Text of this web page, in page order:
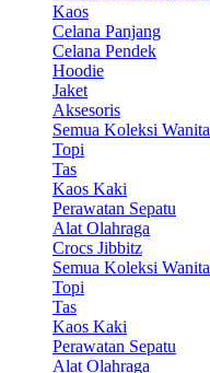
Kaos
Celana Panjang
Celana Pendek
Hoodie
Jaket
Aksesoris
Semua Koleksi Wanita
Topi
Tas
Kaos Kaki
Perawatan Sepatu
Alat Olahraga
Crocs Jibbitz
Semua Koleksi Wanita
Topi
Tas
Kaos Kaki
Perawatan Sepatu
Alat Olahraga